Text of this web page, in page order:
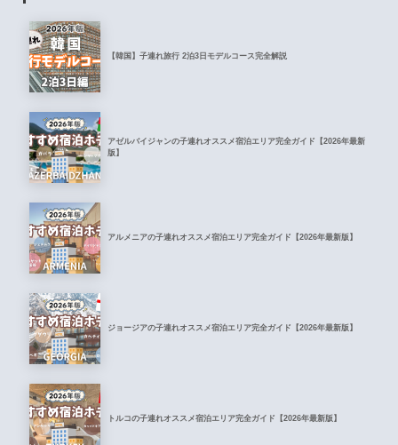
【韓国】子連れ旅行 2泊3日モデルコース完全解説
アゼルバイジャンの子連れオススメ宿泊エリア完全ガイド【2026年最新
版】
アルメニアの子連れオススメ宿泊エリア完全ガイド【2026年最新版】
ジョージアの子連れオススメ宿泊エリア完全ガイド【2026年最新版】
トルコの子連れオススメ宿泊エリア完全ガイド【2026年最新版】